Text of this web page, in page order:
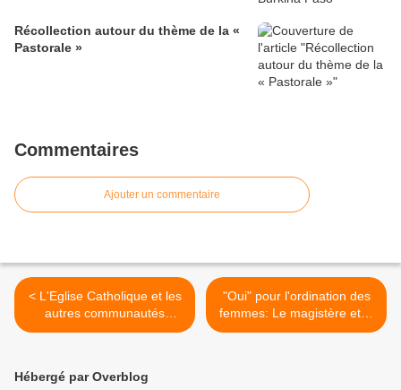
Récollection autour du thème de la «
Pastorale »
Commentaires
Ajouter un commentaire
< L'Eglise Catholique et les
autres communautés
chrétiennes - Savoir!
"Oui" pour l'ordination des
femmes: Le magistère et la
question >
Hébergé par Overblog